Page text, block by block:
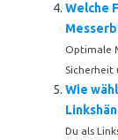
Welche
Optimale
Sicherheit
Wie
Du als